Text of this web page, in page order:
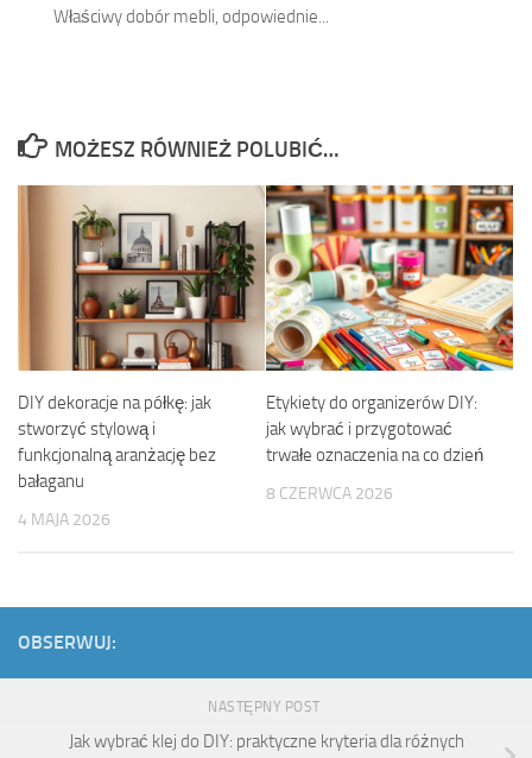
Właściwy dobór mebli, odpowiednie...
MOŻESZ RÓWNIEŻ POLUBIĆ…
DIY dekoracje na półkę: jak
stworzyć stylową i
funkcjonalną aranżację bez
bałaganu
4 MAJA 2026
Etykiety do organizerów DIY:
jak wybrać i przygotować
trwałe oznaczenia na co dzień
8 CZERWCA 2026
OBSERWUJ:
NASTĘPNY POST
Jak wybrać klej do DIY: praktyczne kryteria dla różnych